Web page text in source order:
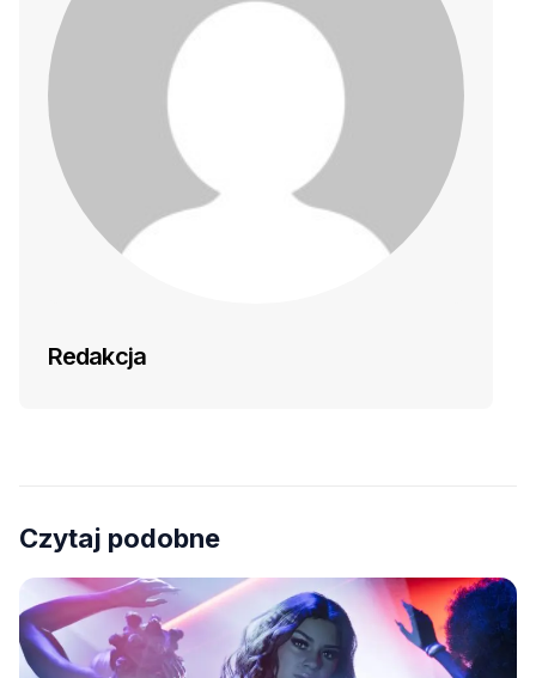
Redakcja
Czytaj podobne